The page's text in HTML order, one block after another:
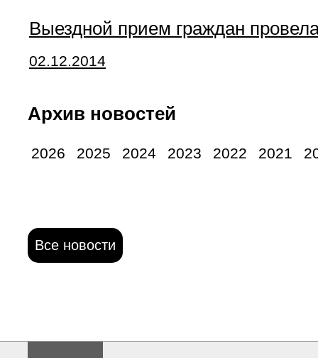
Выездной прием граждан
02.12.2014
Архив новостей
2026 2025 2024 2023 2022 2021
Все новости